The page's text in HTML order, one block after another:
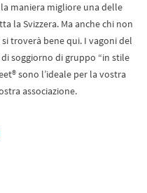
maniera migliore una delle
la Svizzera. Ma anche chi non
troverà bene qui. I vagoni del
soggiorno di gruppo “in stile
sono l’ideale per la vostra
associazione.